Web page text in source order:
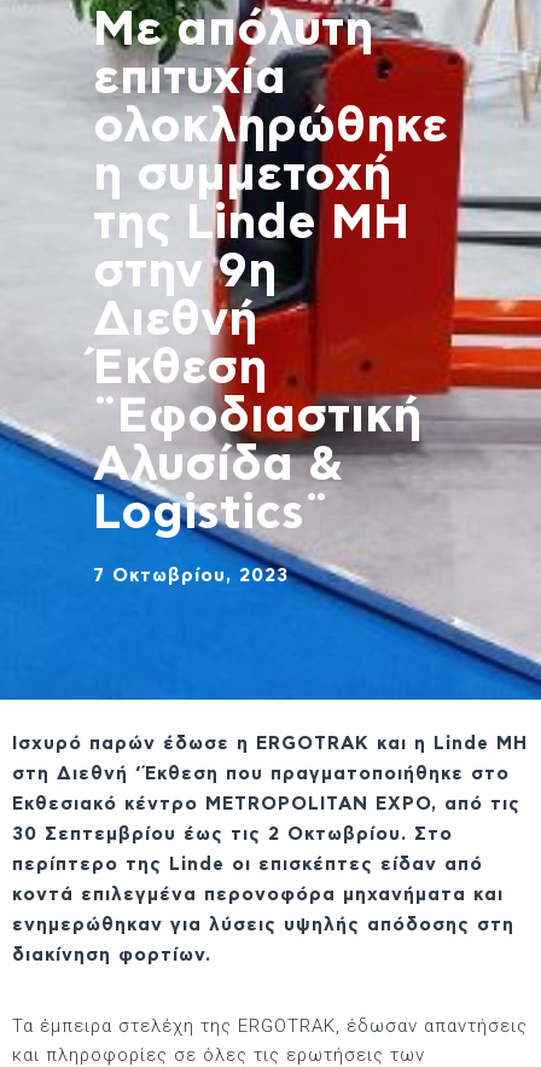
Με απόλυτη
επιτυχία
ολοκληρώθηκε
η συμμετοχή
της Linde MH
στην 9η
Διεθνή
Έκθεση
¨Εφοδιαστική
Αλυσίδα &
Logistics¨
7 Οκτωβρίου, 2023
Ισχυρό παρών έδωσε η ERGOTRAK και η Linde MH
στη Διεθνή ‘Έκθεση που πραγματοποιήθηκε στο
Εκθεσιακό κέντρο ΜETROPOLITAN EXPO, από τις
30 Σεπτεμβρίου έως τις 2 Οκτωβρίου. Στο
περίπτερο της Linde οι επισκέπτες είδαν από
κοντά επιλεγμένα περονοφόρα μηχανήματα και
ενημερώθηκαν για λύσεις υψηλής απόδοσης στη
διακίνηση φορτίων.
Τα έμπειρα στελέχη της ERGOTRAK, έδωσαν απαντήσεις
και πληροφορίες σε όλες τις ερωτήσεις των